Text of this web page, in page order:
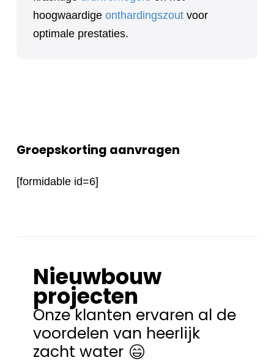
hoogwaardige onthardingszout voor
optimale prestaties.
Groepskorting aanvragen
[formidable id=6]
Nieuwbouw
projecten
Onze klanten ervaren al de
voordelen van heerlijk
zacht water